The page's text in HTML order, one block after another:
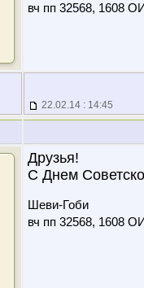
вч пп 32568, 1608
22.02.14 : 14:45
Друзья!
С Днем
Шеви-Гоби
вч пп 32568, 1608